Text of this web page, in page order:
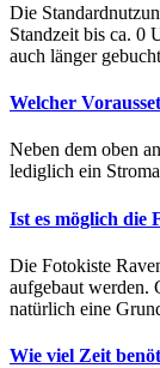
Die
Standzeit bis ca. 0
auch länger
Welcher
Neben dem oben
lediglich ein
Ist es möglich die
Die Fotokiste
aufgebaut werden.
natürlich eine
Wie viel Zeit